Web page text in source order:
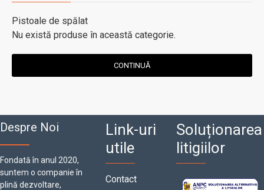
Pistoale de spălat
Nu există produse în această categorie.
CONTINUĂ
Despre Noi
Fondată în anul 2020,
suntem o companie în
plină dezvoltare,
Link-uri
utile
Contact
Soluționarea
litigiilor